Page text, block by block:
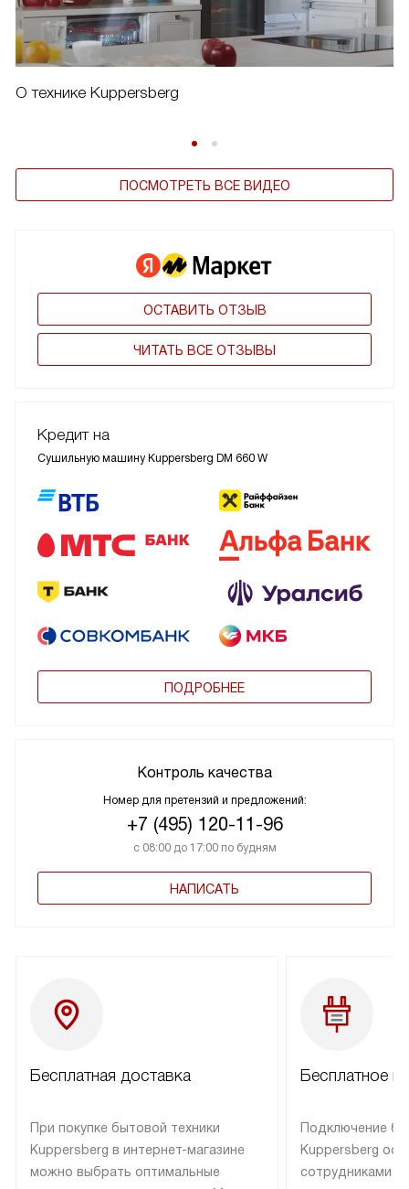
О технике Kuppersberg
ПОСМОТРЕТЬ ВСЕ ВИДЕО
ОСТАВИТЬ ОТЗЫВ
ЧИТАТЬ ВСЕ ОТЗЫВЫ
Кредит на
Сушильную машину Kuppersberg DM 660 W
ПОДРОБНЕЕ
Контроль качества
Номер для претензий и предложений:
+7 (495) 120-11-96
с 08:00 до 17:00 по будням
НАПИСАТЬ
Бесплатная доставка
При покупке бытовой техники
Kuppersberg в интернет-магазине
можно выбрать оптимальные
Бесплатное
Подключение
Kuppersberg
сотрудниками